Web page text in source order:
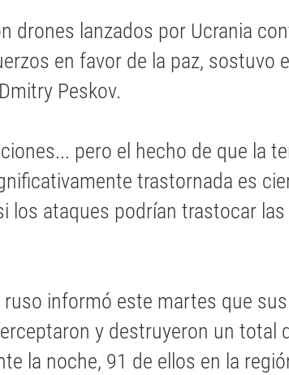
drones lanzados por Ucrania
en favor de la paz, sostuvo
Peskov.
pero el hecho de que la
trastornada es
los ataques podrían trastocar
ruso informó este martes que
y destruyeron un total
la noche, 91 de ellos en la